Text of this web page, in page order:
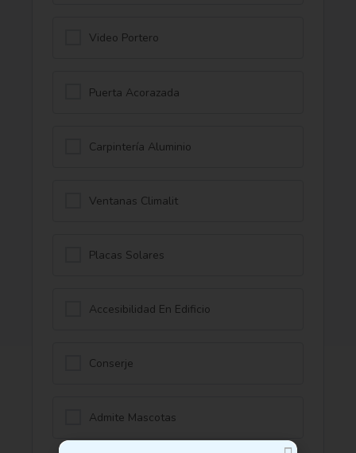
Video Portero
Puerta Acorazada
Carpintería Aluminio
Ventanas Climalit
Placas Solares
Accesibilidad En Edificio
Conserje
Admite Mascotas